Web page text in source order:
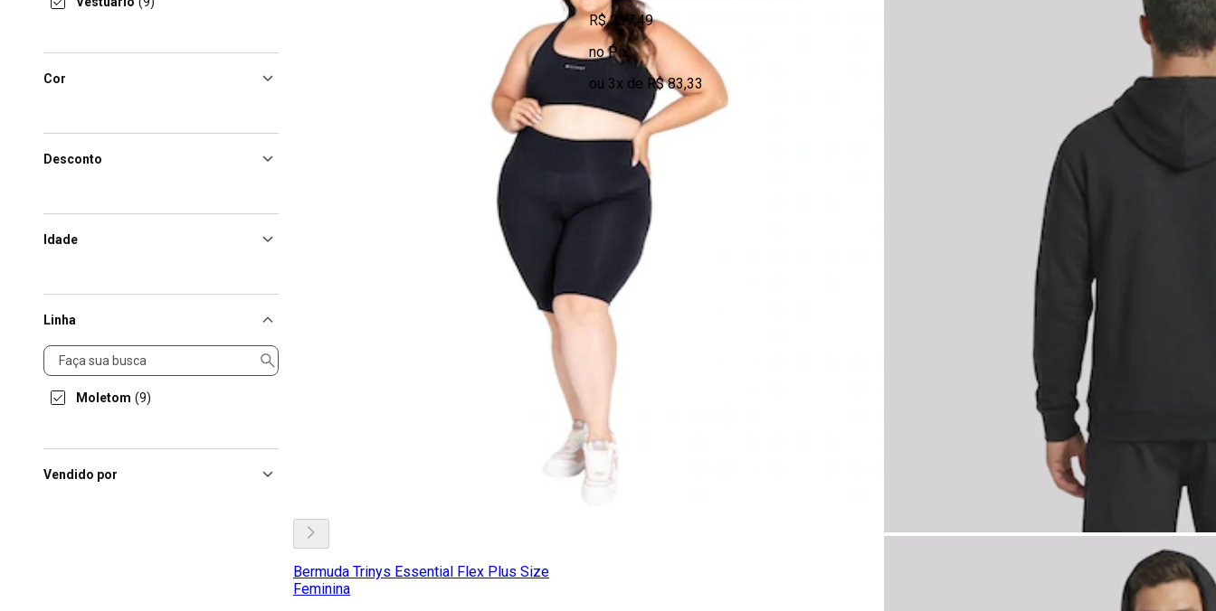
Cor
Desconto
Idade
Linha
Linha
Moletom (9)
Vendido por
Bermuda Trinys Essential Flex Plus Size
Feminina
R$ 237,49
no Pix
ou 3x de R$ 83,33